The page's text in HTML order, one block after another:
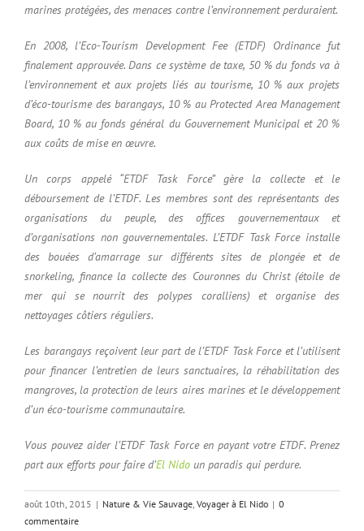
marines protégées, des menaces contre l’environnement perduraient.
En 2008, l’Eco-Tourism Development Fee (ETDF) Ordinance fut
finalement approuvée. Dans ce système de taxe, 50 % du fonds va à
l’environnement et aux projets liés au tourisme, 10 % aux projets
d’éco-tourisme des barangays, 10 % au Protected Area Management
Board, 10 % au fonds général du Gouvernement Municipal et 20 %
aux coûts de mise en œuvre.
Un corps appelé “ETDF Task Force” gère la collecte et le
déboursement de l’ETDF. Les membres sont des représentants des
organisations du peuple, des offices gouvernementaux et
d’organisations non gouvernementales. L’ETDF Task Force installe
des bouées d’amarrage sur différents sites de plongée et de
snorkeling, finance la collecte des Couronnes du Christ (étoile de
mer qui se nourrit des polypes coralliens) et organise des
nettoyages côtiers réguliers.
Les barangays reçoivent leur part de l’ETDF Task Force et l’utilisent
pour financer l’entretien de leurs sanctuaires, la réhabilitation des
mangroves, la protection de leurs aires marines et le développement
d’un éco-tourisme communautaire.
Vous pouvez aider l’ETDF Task Force en payant votre ETDF. Prenez
part aux efforts pour faire d’El Nido un paradis qui perdure.
août 10th, 2015 | Nature & Vie Sauvage, Voyager à El Nido | 0
commentaire